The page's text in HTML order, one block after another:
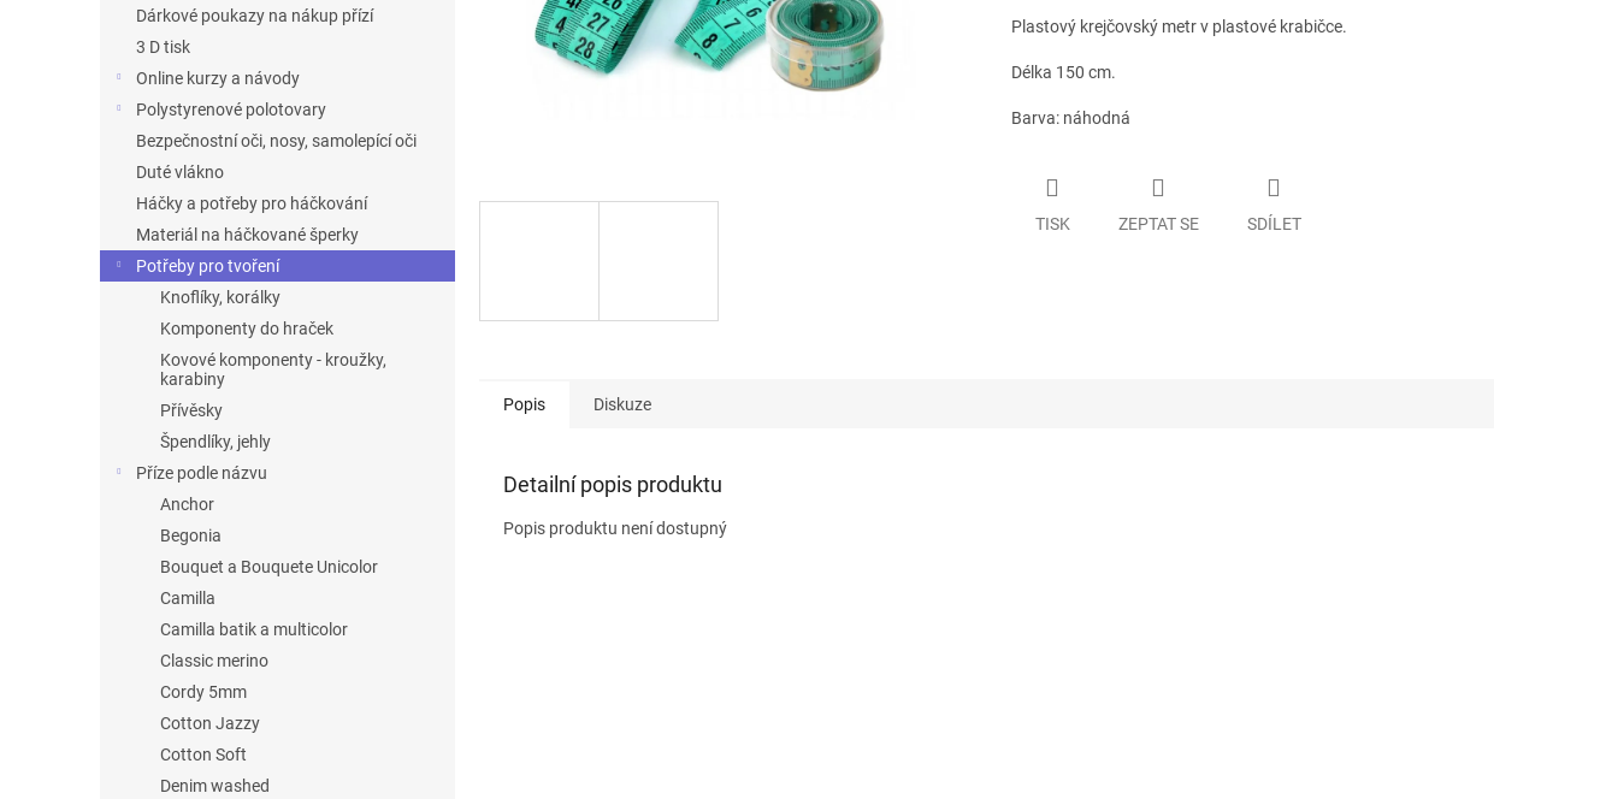
Dárkové poukazy na nákup přízí
3 D tisk
Online kurzy a návody
Polystyrenové polotovary
Bezpečnostní oči, nosy, samolepící oči
Duté vlákno
Háčky a potřeby pro háčkování
Materiál na háčkované šperky
Potřeby pro tvoření
Knoflíky, korálky
Komponenty do hraček
Kovové komponenty - kroužky,
karabiny
Přívěsky
Špendlíky, jehly
Příze podle názvu
Anchor
Begonia
Bouquet a Bouquete Unicolor
Camilla
Camilla batik a multicolor
Classic merino
Cordy 5mm
Cotton Jazzy
Cotton Soft
Denim washed
Plastový krejčovský metr v plastové krabičce.
Délka 150 cm.
Barva: náhodná
TISK ZEPTAT SE SDÍLET
Popis Diskuze
Detailní popis produktu
Popis produktu není dostupný